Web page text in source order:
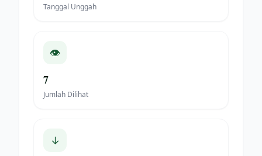
Tanggal Unggah
👁
7
Jumlah Dilihat
↓